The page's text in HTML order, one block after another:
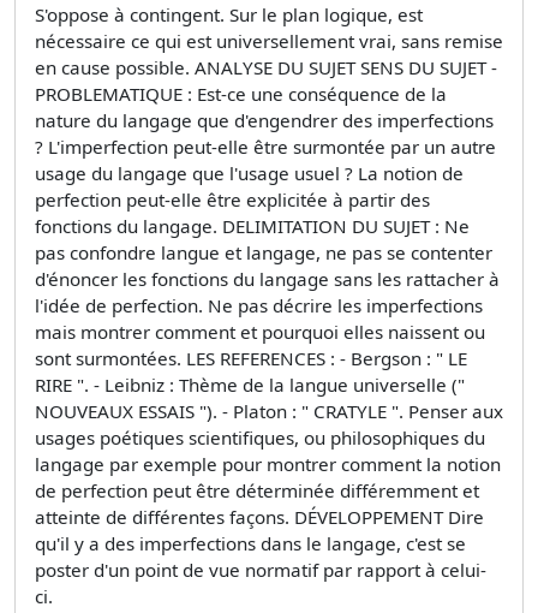
S'oppose à contingent. Sur le plan logique, est
nécessaire ce qui est universellement vrai, sans remise
en cause possible. ANALYSE DU SUJET SENS DU SUJET -
PROBLEMATIQUE : Est-ce une conséquence de la
nature du langage que d'engendrer des imperfections
? L'imperfection peut-elle être surmontée par un autre
usage du langage que l'usage usuel ? La notion de
perfection peut-elle être explicitée à partir des
fonctions du langage. DELIMITATION DU SUJET : Ne
pas confondre langue et langage, ne pas se contenter
d'énoncer les fonctions du langage sans les rattacher à
l'idée de perfection. Ne pas décrire les imperfections
mais montrer comment et pourquoi elles naissent ou
sont surmontées. LES REFERENCES : - Bergson : " LE
RIRE ". - Leibniz : Thème de la langue universelle ("
NOUVEAUX ESSAIS "). - Platon : " CRATYLE ". Penser aux
usages poétiques scientifiques, ou philosophiques du
langage par exemple pour montrer comment la notion
de perfection peut être déterminée différemment et
atteinte de différentes façons. DÉVELOPPEMENT Dire
qu'il y a des imperfections dans le langage, c'est se
poster d'un point de vue normatif par rapport à celui-
ci.